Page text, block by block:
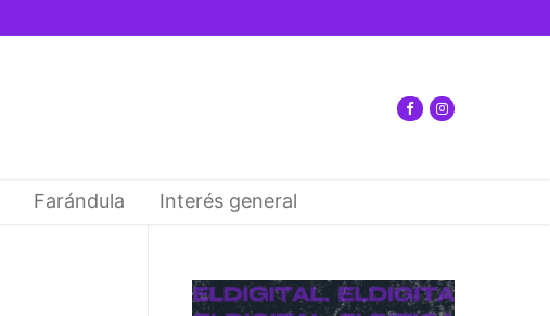
Farándula Interés general